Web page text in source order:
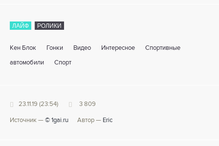
ЛАЙФ РОЛИКИ
Кен Блок Гонки Видео Интересное Спортивные
автомобили Спорт
23.11.19 (23:54) 3 809
Источник — © 1gai.ru Автор — Eric